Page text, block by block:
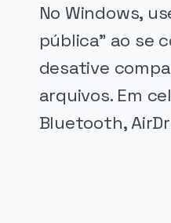
No Windows,
pública” ao se
desative
arquivos. Em
Bluetooth,